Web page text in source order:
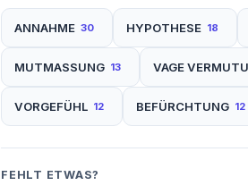
ANNAHME 30 HYPOTHESE 18
MUTMASSUNG 13 VAGE
VORGEFÜHL 12 BEFÜRCHTUNG 12
FEHLT ETWAS?